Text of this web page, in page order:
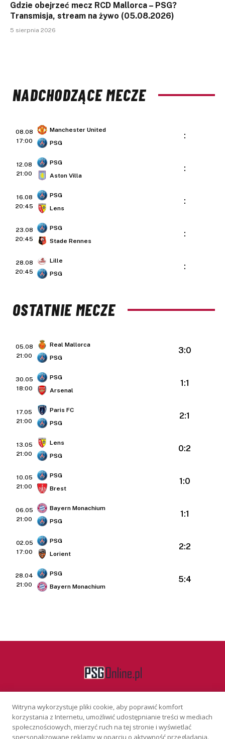
Gdzie obejrzeć mecz RCD Mallorca – PSG?
Transmisja, stream na żywo (05.08.2026)
5 sierpnia 2026
NADCHODZĄCE MECZE
08.08
17:00
Manchester United
PSG
:
12.08
21:00
PSG
Aston Villa
:
16.08
20:45
PSG
Lens
:
23.08
20:45
PSG
Stade Rennes
:
28.08
20:45
Lille
PSG
:
OSTATNIE MECZE
05.08
21:00
Real Mallorca
PSG
3:0
30.05
18:00
PSG
Arsenal
1:1
17.05
21:00
Paris FC
PSG
2:1
13.05
21:00
Lens
PSG
0:2
10.05
21:00
PSG
Brest
1:0
06.05
21:00
Bayern Monachium
PSG
1:1
02.05
17:00
PSG
Lorient
2:2
28.04
21:00
PSG
Bayern Monachium
5:4
Facebook
Witryna wykorzystuje pliki cookie, aby poprawić komfort
korzystania z Internetu, umożliwić udostępnianie treści w mediach
społecznościowych, mierzyć ruch na tej stronie i wyświetlać
spersonalizowane reklamy w oparciu o aktywność przeglądania.